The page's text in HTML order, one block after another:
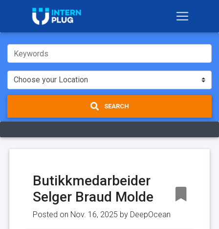
SEARCH
Butikkmedarbeider
Selger Braud Molde
Posted on Nov. 16, 2025 by DeepOcean